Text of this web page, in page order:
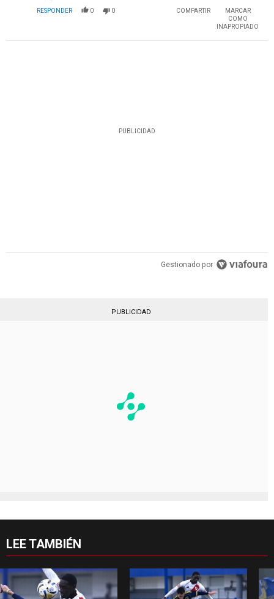
RESPONDER 0 0 COMPARTIR
MARCAR
COMO
INAPROPIADO
PUBLICIDAD
Gestionado por
PUBLICIDAD
LEE TAMBIÉN